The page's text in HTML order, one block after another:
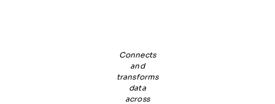
Connects
and
transforms
data
across